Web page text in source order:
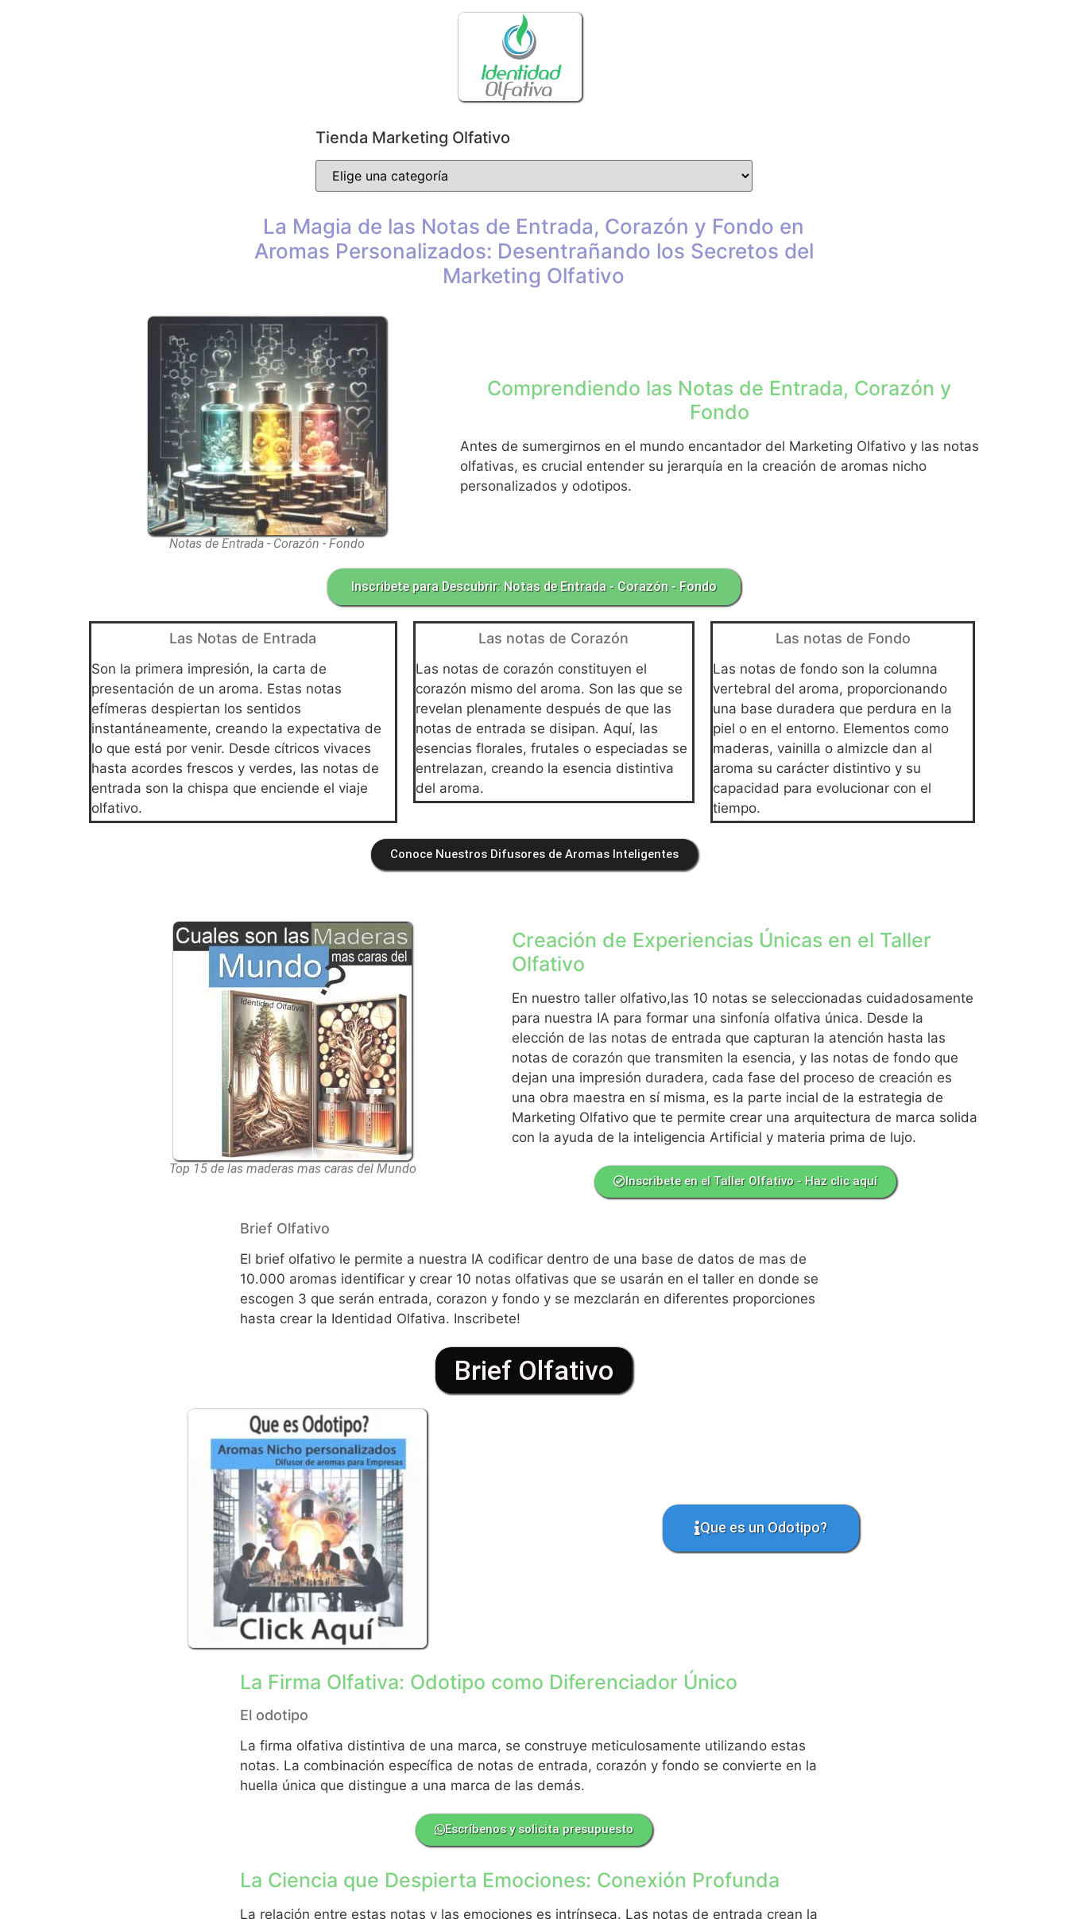
Tienda Marketing Olfativo
La Magia de las Notas de Entrada, Corazón y Fondo en
Aromas Personalizados: Desentrañando los Secretos del
Marketing Olfativo
Notas de Entrada - Corazón - Fondo
Comprendiendo las Notas de Entrada, Corazón y
Fondo
Antes de sumergirnos en el mundo encantador del Marketing Olfativo y las notas
olfativas, es crucial entender su jerarquía en la creación de aromas nicho
personalizados y odotipos.
Inscribete para Descubrir: Notas de Entrada - Corazón - Fondo
Las Notas de Entrada
Son la primera impresión, la carta de
presentación de un aroma. Estas notas
efímeras despiertan los sentidos
instantáneamente, creando la expectativa de
lo que está por venir. Desde cítricos vivaces
hasta acordes frescos y verdes, las notas de
entrada son la chispa que enciende el viaje
olfativo.
Las notas de Corazón
Las notas de corazón constituyen el
corazón mismo del aroma. Son las que se
revelan plenamente después de que las
notas de entrada se disipan. Aquí, las
esencias florales, frutales o especiadas se
entrelazan, creando la esencia distintiva
del aroma.
Las notas de Fondo
Las notas de fondo son la columna
vertebral del aroma, proporcionando
una base duradera que perdura en la
piel o en el entorno. Elementos como
maderas, vainilla o almizcle dan al
aroma su carácter distintivo y su
capacidad para evolucionar con el
tiempo.
Conoce Nuestros Difusores de Aromas Inteligentes
Top 15 de las maderas mas caras del Mundo
Creación de Experiencias Únicas en el Taller
Olfativo
En nuestro taller olfativo,las 10 notas se seleccionadas cuidadosamente
para nuestra IA para formar una sinfonía olfativa única. Desde la
elección de las notas de entrada que capturan la atención hasta las
notas de corazón que transmiten la esencia, y las notas de fondo que
dejan una impresión duradera, cada fase del proceso de creación es
una obra maestra en sí misma, es la parte incial de la estrategia de
Marketing Olfativo que te permite crear una arquitectura de marca solida
con la ayuda de la inteligencia Artificial y materia prima de lujo.
Inscribete en el Taller Olfativo - Haz clic aquí
Brief Olfativo
El brief olfativo le permite a nuestra IA codificar dentro de una base de datos de mas de
10.000 aromas identificar y crear 10 notas olfativas que se usarán en el taller en donde se
escogen 3 que serán entrada, corazon y fondo y se mezclarán en diferentes proporciones
hasta crear la Identidad Olfativa. Inscribete!
Brief Olfativo
Que es un Odotipo?
La Firma Olfativa: Odotipo como Diferenciador Único
El odotipo
La firma olfativa distintiva de una marca, se construye meticulosamente utilizando estas
notas. La combinación específica de notas de entrada, corazón y fondo se convierte en la
huella única que distingue a una marca de las demás.
Escríbenos y solicita presupuesto
La Ciencia que Despierta Emociones: Conexión Profunda
La relación entre estas notas y las emociones es intrínseca. Las notas de entrada crean la